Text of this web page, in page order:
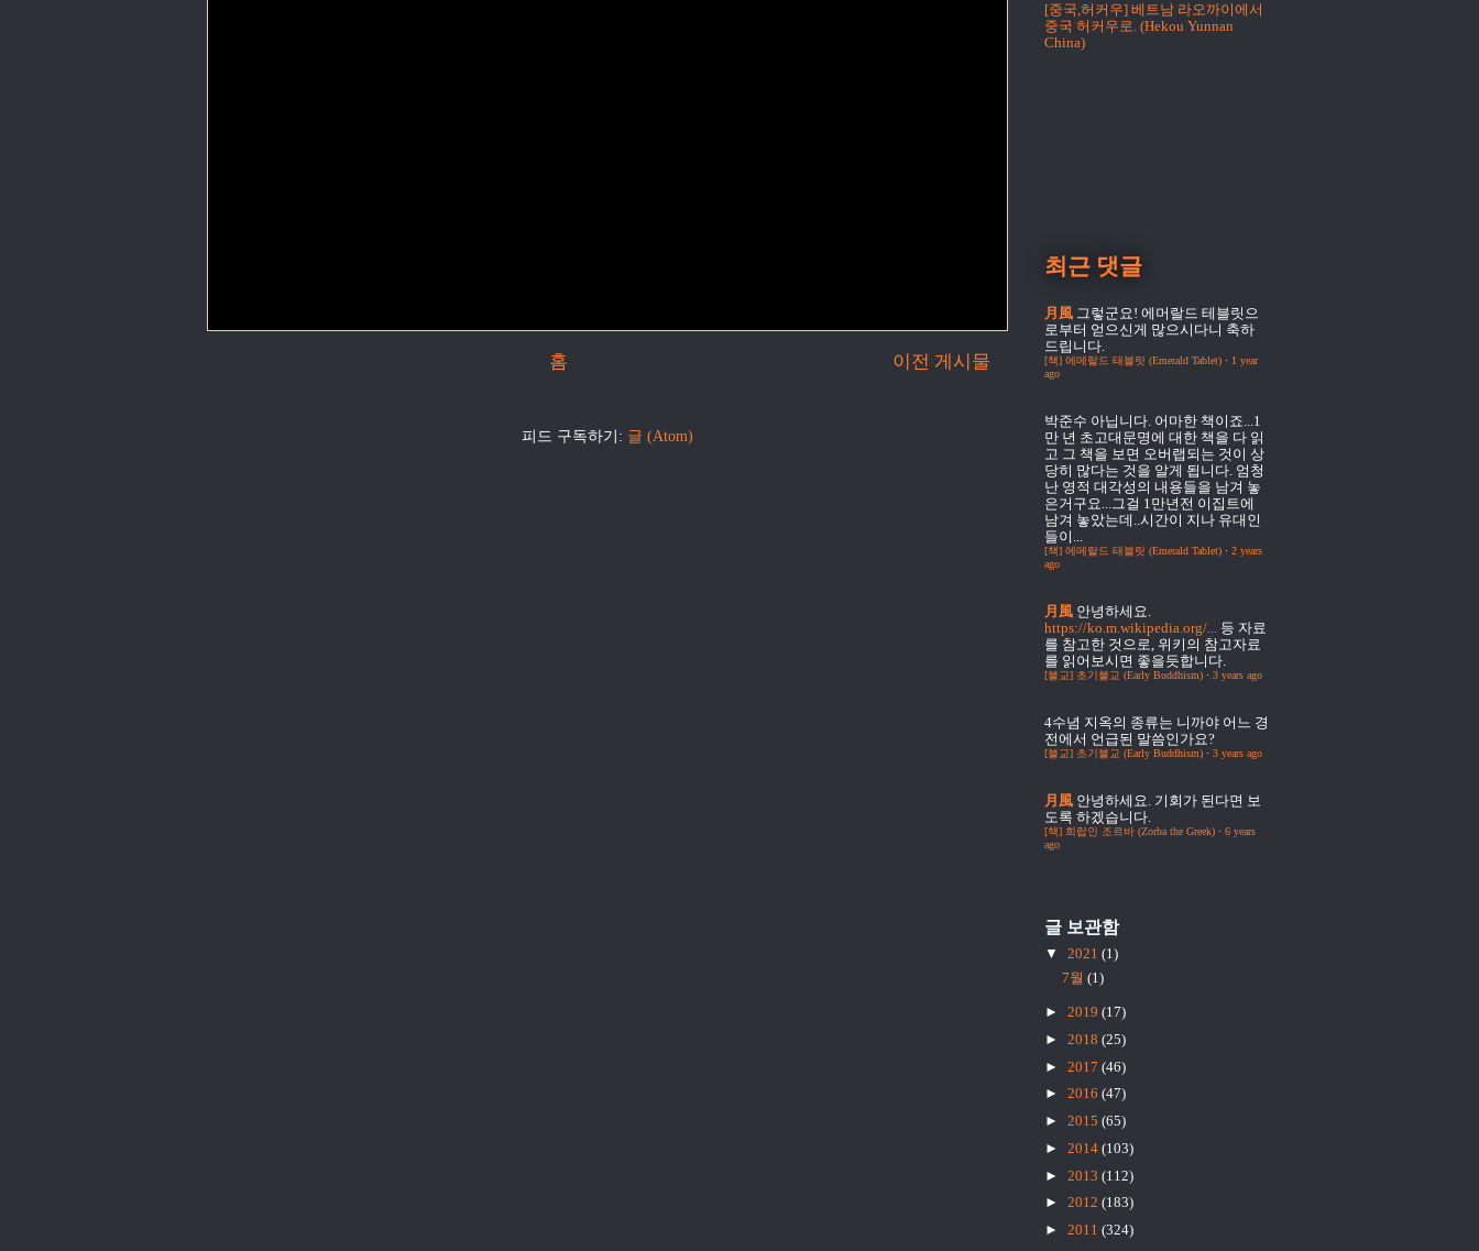
이전 게시물
홈
피드 구독하기: 글 (Atom)
[중국,허커우] 베트남 라오까이에서
중국 허커우로. (Hekou Yunnan
China)
최근 댓글
月風 그렇군요! 에머랄드 테블릿으
로부터 얻으신게 많으시다니 축하
드립니다.
[책] 에메랄드 태블릿 (Emerald Tablet) · 1 year
ago
박준수 아닙니다. 어마한 책이죠...1
만 년 초고대문명에 대한 책을 다 읽
고 그 책을 보면 오버랩되는 것이 상
당히 많다는 것을 알게 됩니다. 엄청
난 영적 대각성의 내용들을 남겨 놓
은거구요...그걸 1만년전 이집트에
남겨 놓았는데..시간이 지나 유대인
들이...
[책] 에메랄드 태블릿 (Emerald Tablet) · 2 years
ago
月風 안녕하세요.
https://ko.m.wikipedia.org/... 등 자료
를 참고한 것으로, 위키의 참고자료
를 읽어보시면 좋을듯합니다.
[불교] 초기불교 (Early Buddhism) · 3 years ago
4수념 지옥의 종류는 니까야 어느 경
전에서 언급된 말씀인가요?
[불교] 초기불교 (Early Buddhism) · 3 years ago
月風 안녕하세요. 기회가 된다면 보
도록 하겠습니다.
[책] 희랍인 조르바 (Zorba the Greek) · 6 years
ago
글 보관함
▼ 2021 (1)
7월 (1)
► 2019 (17)
► 2018 (25)
► 2017 (46)
► 2016 (47)
► 2015 (65)
► 2014 (103)
► 2013 (112)
► 2012 (183)
► 2011 (324)